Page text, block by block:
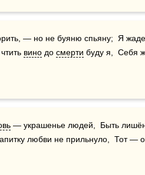
— но не буяню спьяну;  Я
вино до смерти буду я,  Себя
— украшенье людей,  Быть
любви не прильнуло,  Тот —